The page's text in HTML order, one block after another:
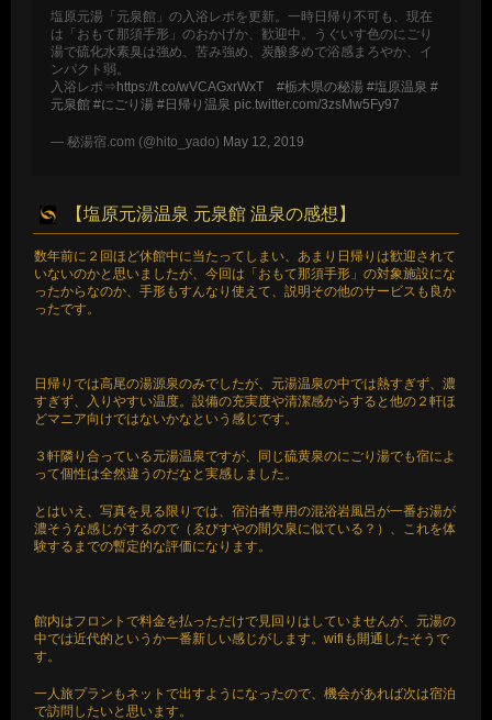
塩原元湯「元泉館」の入浴レポを更新。一時日帰り不可も、現在
は「おもて那須手形」のおかげか、歓迎中。うぐいす色のにごり
湯で硫化水素臭は強め、苦み強め、炭酸多めで浴感まろやか、イ
ンパクト弱。
入浴レポ⇒https://t.co/wVCAGxrWxT #栃木県の秘湯 #塩原温泉 #
元泉館 #にごり湯 #日帰り温泉 pic.twitter.com/3zsMw5Fy97
— 秘湯宿.com (@hito_yado) May 12, 2019
【塩原元湯温泉 元泉館 温泉の感想】
数年前に２回ほど休館中に当たってしまい、あまり日帰りは歓迎されて
いないのかと思いましたが、今回は「おもて那須手形」の対象施設にな
ったからなのか、手形もすんなり使えて、説明その他のサービスも良か
ったです。
日帰りでは高尾の湯源泉のみでしたが、元湯温泉の中では熱すぎず、濃
すぎず、入りやすい温度。設備の充実度や清潔感からすると他の２軒ほ
どマニア向けではないかなという感じです。
３軒隣り合っている元湯温泉ですが、同じ硫黄泉のにごり湯でも宿によ
って個性は全然違うのだなと実感しました。
とはいえ、写真を見る限りでは、宿泊者専用の混浴岩風呂が一番お湯が
濃そうな感じがするので（ゑびすやの間欠泉に似ている？）、これを体
験するまでの暫定的な評価になります。
館内はフロントで料金を払っただけで見回りはしていませんが、元湯の
中では近代的というか一番新しい感じがします。wifiも開通したそうで
す。
一人旅プランもネットで出すようになったので、機会があれば次は宿泊
で訪問したいと思います。